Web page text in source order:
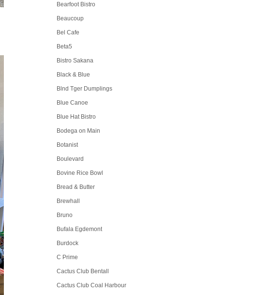
Bearfoot Bistro
Beaucoup
Bel Cafe
Beta5
Bistro Sakana
Black & Blue
Blnd Tger Dumplings
Blue Canoe
Blue Hat Bistro
Bodega on Main
Botanist
Boulevard
Bovine Rice Bowl
Bread & Butter
Brewhall
Bruno
Bufala Egdemont
Burdock
C Prime
Cactus Club Bentall
Cactus Club Coal Harbour